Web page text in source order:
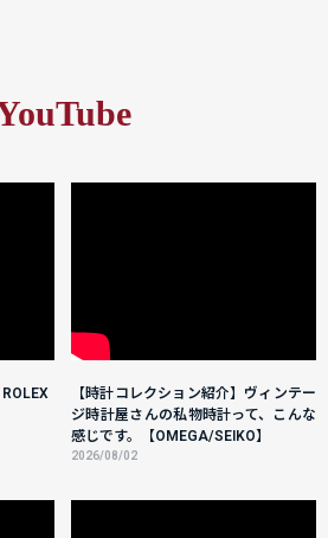
【時計コレクション紹介】ヴィンテー
ジ時計屋さんの私物時計って、こんな
感じです。【OMEGA/SEIKO】
2026/08/02